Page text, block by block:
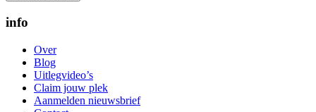
info
Over
Blog
Uitlegvideo’s
Claim jouw plek
Aanmelden nieuwsbrief